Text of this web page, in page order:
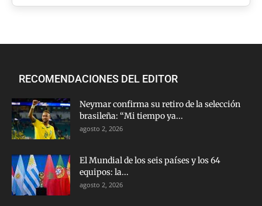
RECOMENDACIONES DEL EDITOR
Neymar confirma su retiro de la selección
brasileña: “Mi tiempo ya...
agosto 2, 2026
El Mundial de los seis países y los 64
equipos: la...
agosto 2, 2026